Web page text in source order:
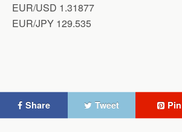
EUR/USD 1.31877
EUR/JPY 129.535
Share Tweet Pin